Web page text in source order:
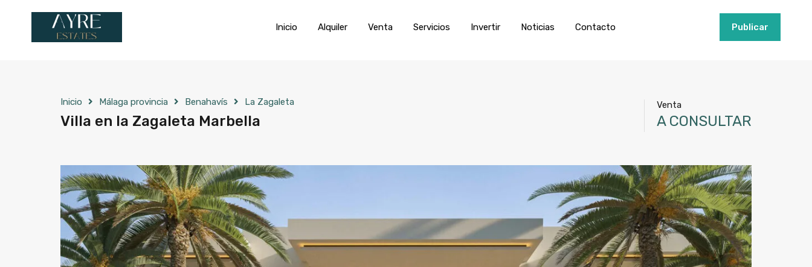
Inicio Alquiler Venta Servicios Invertir Publicar
Inicio Alquiler Venta Servicios Invertir Noticias Contacto Publicar
Inicio Málaga provincia Benahavís La Zagaleta
Villa en la Zagaleta Marbella
Venta
A CONSULTAR